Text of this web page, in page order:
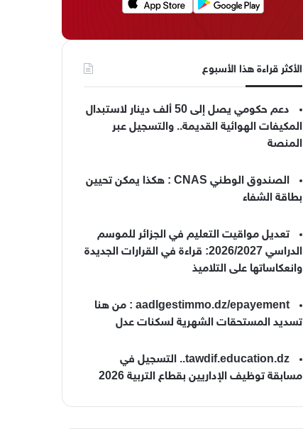
الأكثر قراءة هذا الأسبوع
دعم حكومي يصل إلى 50 ألف دينار لاستبدال
المكيفات الهوائية القديمة.. والتسجيل عبر
المنصة
الصندوق الوطني CNAS : هكذا يمكن تحيين
بطاقة الشفاء
تعديل مواقيت التعليم في الجزائر للموسم
الدراسي 2026/2027: قراءة في القرارات الجديدة
وانعكاساتها على التلاميذ
aadlgestimmo.dz/epayement : من هنا
تسديد المستحقات الشهرية لسكنات عدل
tawdif.education.dz.. التسجيل في
مسابقة توظيف الإداريين بقطاع التربية 2026